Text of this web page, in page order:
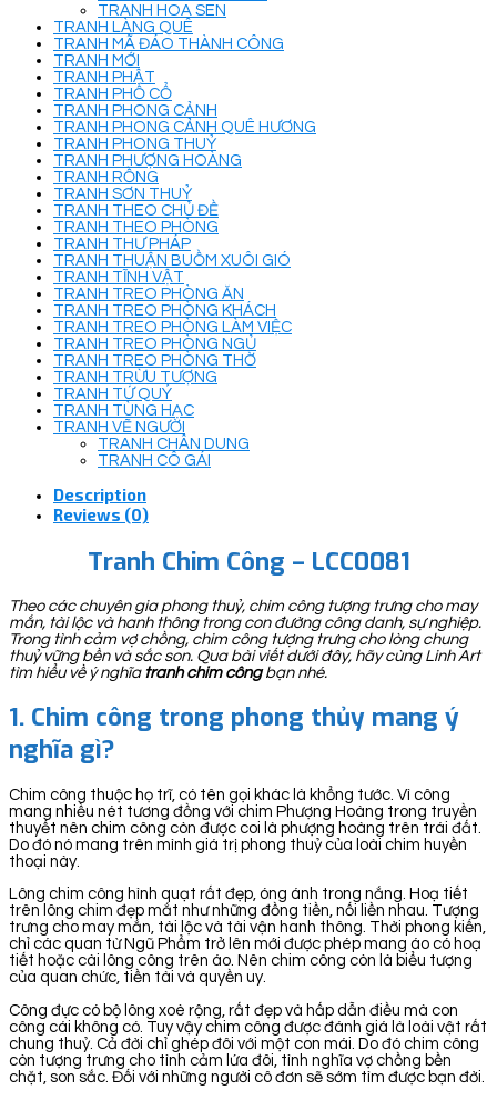
TRANH HOA SEN
TRANH LÀNG QUÊ
TRANH MÃ ĐÁO THÀNH CÔNG
TRANH MỚI
TRANH PHẬT
TRANH PHỐ CỔ
TRANH PHONG CẢNH
TRANH PHONG CẢNH QUÊ HƯƠNG
TRANH PHONG THUỶ
TRANH PHƯỢNG HOÀNG
TRANH RỒNG
TRANH SƠN THUỶ
TRANH THEO CHỦ ĐỀ
TRANH THEO PHÒNG
TRANH THƯ PHÁP
TRANH THUẬN BUỒM XUÔI GIÓ
TRANH TĨNH VẬT
TRANH TREO PHÒNG ĂN
TRANH TREO PHÒNG KHÁCH
TRANH TREO PHÒNG LÀM VIỆC
TRANH TREO PHÒNG NGỦ
TRANH TREO PHÒNG THỜ
TRANH TRỪU TƯỢNG
TRANH TỨ QUÝ
TRANH TÙNG HẠC
TRANH VẼ NGƯỜI
TRANH CHÂN DUNG
TRANH CÔ GÁI
Description
Reviews (0)
Tranh Chim Công – LCC0081
Theo các chuyên gia phong thuỷ, chim công tượng trưng cho may
mắn, tài lộc và hanh thông trong con đường công danh, sự nghiệp.
Trong tình cảm vợ chồng, chim công tượng trưng cho lòng chung
thuỷ vững bền và sắc son. Qua bài viết dưới đây, hãy cùng Linh Art
tìm hiểu về ý nghĩa tranh chim côngbạn nhé.
1. Chim công trong phong thủy mang ý
nghĩa gì?
Chim công thuộc họ trĩ, có tên gọi khác là khổng tước. Vì công
mang nhiều nét tương đồng với chim Phượng Hoàng trong truyền
thuyết nên chim công còn được coi là phượng hoàng trên trái đất.
Do đó nó mang trên mình giá trị phong thuỷ của loài chim huyền
thoại này.
Lông chim công hình quạt rất đẹp, óng ánh trong nắng. Hoạ tiết
trên lông chim đẹp mắt như những đồng tiền, nối liền nhau. Tượng
trưng cho may mắn, tài lộc và tài vận hanh thông. Thời phong kiến,
chỉ các quan từ Ngũ Phẩm trở lên mới được phép mang áo có hoạ
tiết hoặc cài lông công trên áo. Nên chim công còn là biểu tượng
của quan chức, tiền tài và quyền uy.
Công đực có bộ lông xoè rộng, rất đẹp và hấp dẫn điều mà con
công cái không có. Tuy vậy chim công được đánh giá là loài vật rất
chung thuỷ. Cả đời chỉ ghép đôi với một con mái. Do đó chim công
còn tượng trưng cho tình cảm lứa đôi, tình nghĩa vợ chồng bền
chặt, son sắc. Đối với những người cô đơn sẽ sớm tìm được bạn đời.